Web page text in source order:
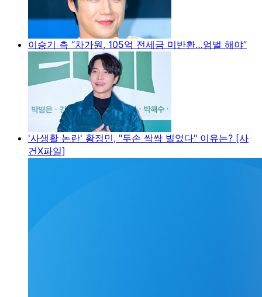
이승기 측 “차가원, 105억 전세금 미반환…엄벌 해야”
'사생활 논란' 황정민, "두손 싹싹 빌었다" 이유는? [사
건X파일]